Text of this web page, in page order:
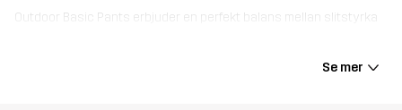
Outdoor Basic Pants erbjuder en perfekt balans mellan slitstyrka
De är gjorda för ett liv utomhus, helt i vår mest slitstarkaSe mer